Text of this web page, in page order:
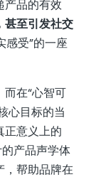
产品的有效
甚至引发社交
感受”的一座
在“心智可
心目标的当
正意义上的
产品声学体
，帮助品牌在